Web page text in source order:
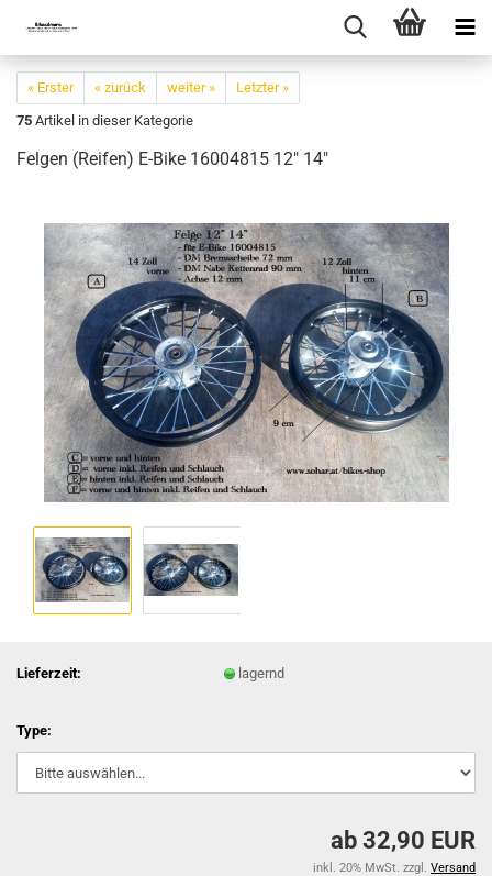
« Erster « zurück weiter »
Letzter »
75 Artikel in dieser Kategorie
Felgen (Reifen) E-Bike 16004815 12" 14"
Lieferzeit: lagernd
Type:
ab 32,90 EUR
inkl. 20% MwSt. zzgl. Versand